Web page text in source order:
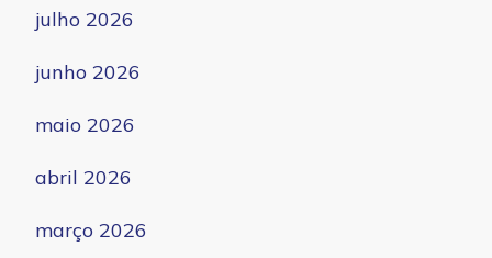
julho 2026
junho 2026
maio 2026
abril 2026
março 2026